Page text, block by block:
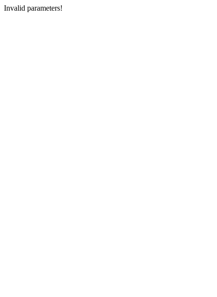
Invalid parameters!